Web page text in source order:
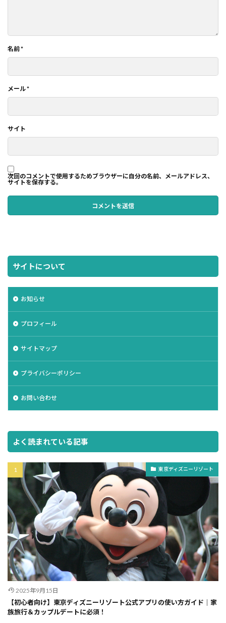
名前*
メール*
サイト
次回のコメントで使用するためブラウザーに自分の名前、メールアドレス、
サイトを保存する。
サイトについて
お知らせ
プロフィール
サイトマップ
プライバシーポリシー
お問い合わせ
よく読まれている記事
東京ディズニーリゾート
2025年9月15日
【初心者向け】東京ディズニーリゾート公式アプリの使い方ガイド｜家
族旅行＆カップルデートに必須！